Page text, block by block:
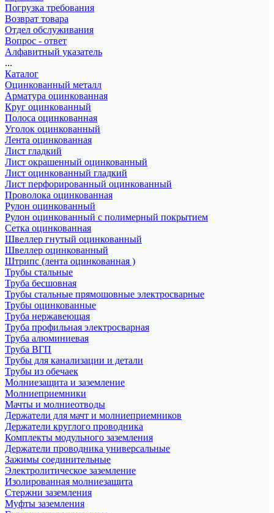
Погрузка требования
Возврат товара
Отдел обслуживания
Вопрос - ответ
Алфавитный указатель
...
Каталог
Оцинкованный металл
Арматура оцинкованная
Круг оцинкованный
Полоса оцинкованная
Уголок оцинкованный
Лента оцинкованная
Лист гладкий
Лист окрашенный оцинкованный
Лист оцинкованный гладкий
Лист перфорированный оцинкованный
Проволока оцинкованная
Рулон оцинкованный
Рулон оцинкованный с полимерный покрытием
Сетка оцинкованная
Швеллер гнутый оцинкованный
Швеллер оцинкованный
Штрипс (лента оцинкованная )
Трубы стальные
Труба бесшовная
Трубы стальные прямошовные электросварные
Трубы оцинкованные
Труба нержавеющая
Труба профильная электросварная
Труба алюминиевая
Труба ВГП
Трубы для канализации и детали
Трубы из обечаек
Молниезащита и заземление
Молниеприемники
Мачты и молниеотводы
Держатели для мачт и молниеприемников
Держатели круглого проводника
Комплекты модульного заземления
Держатели проводника универсальные
Зажимы соединительные
Электролитическое заземление
Изолированная молниезащита
Стержни заземления
Муфты заземления